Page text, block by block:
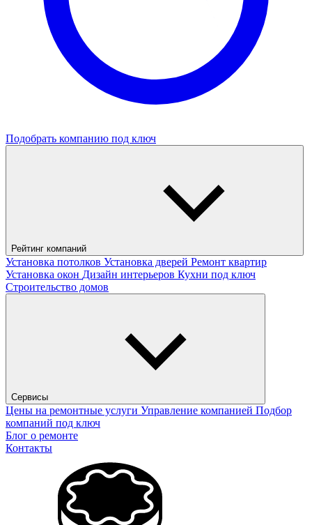
Подобрать компанию под ключ
Рейтинг компаний
Установка потолков Установка дверей Ремонт квартир
Установка окон Дизайн интерьеров Кухни под ключ
Строительство домов
Сервисы
Цены на ремонтные услуги Управление компанией Подбор
компаний под ключ
Блог о ремонте
Контакты